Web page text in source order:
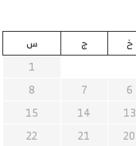
خ ج
س
1
6
7
8
13
14
15
20
21
22